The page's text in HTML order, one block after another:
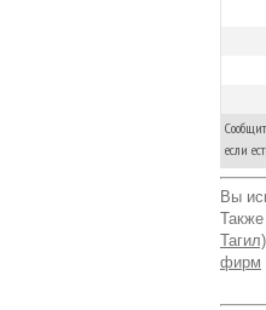
если
Вы
Тагил)
фирм